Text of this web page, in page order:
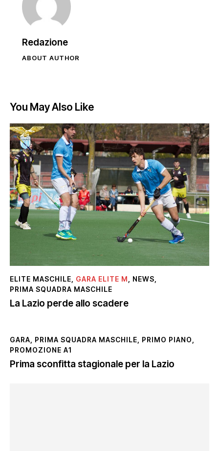
Redazione
ABOUT AUTHOR
You May Also Like
ELITE MASCHILE GARA ELITE M NEWS
PRIMA SQUADRA MASCHILE
La Lazio perde allo scadere
GARA PRIMA SQUADRA MASCHILE PRIMO PIANO
PROMOZIONE A1
Prima sconfitta stagionale per la Lazio